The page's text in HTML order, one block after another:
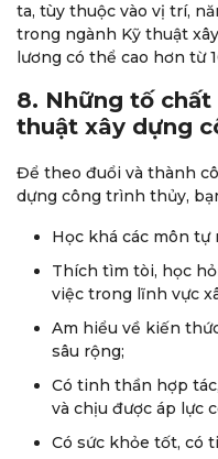
ta, tùy thuộc vào vị trí,
trong ngành Kỹ thuật
lương có thể cao hơn từ
8. Những tố
thuật xây dựng
Để theo đuổi và thành
dựng công trình thủy,
Học khá các môn
Thích tìm tòi, học
việc trong lĩnh vực
Am hiểu về kiến
sâu rộng;
Có tinh thần hợp
và chịu được áp lực
Có sức khỏe tốt, có